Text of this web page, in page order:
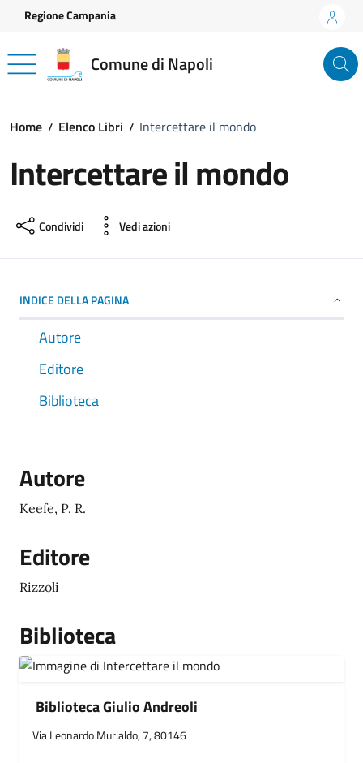
Vai ai contenuti
Vai al footer
Regione Campania
Comune di Napoli
Home Elenco Libri Intercettare il mondo
Intercettare il mondo
Condividi Vedi azioni
INDICE DELLA PAGINA
Autore
Editore
Biblioteca
Autore
Keefe, P. R.
Editore
Rizzoli
Biblioteca
Biblioteca Giulio Andreoli
Via Leonardo Murialdo, 7, 80146